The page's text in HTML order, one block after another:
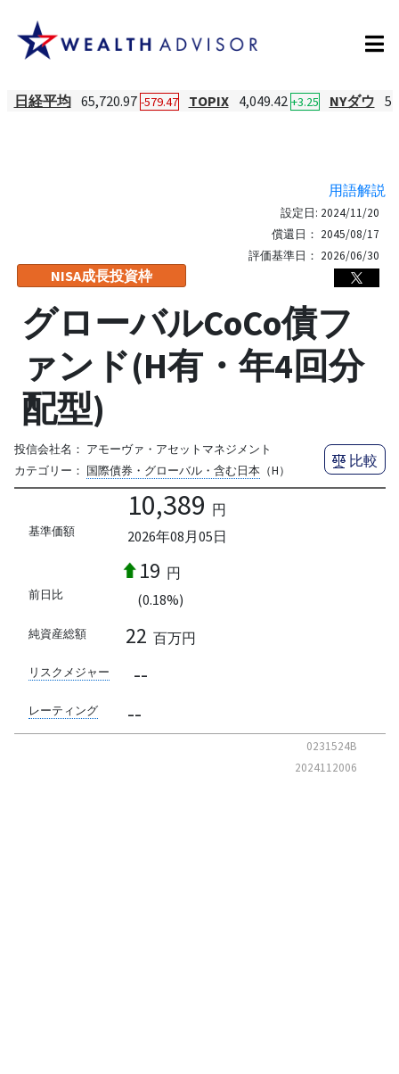
日経平均 65,720.97 -579.47 TOPIX 4,049.42 +3.25 NYダウ
用語解説
NISA成長投資枠
設定日: 2024/11/20
償還日： 2045/08/17
評価基準日： 2026/06/30
グローバルCoCo債フ
ァンド(H有・年4回分
配型)
投信会社名： アモーヴァ・アセットマネジメント
カテゴリー： 国際債券・グローバル・含む日本（H）
比較
基準価額
10,389 円
2026年08月05日
前日比
19 円
(0.18%)
純資産総額 22 百万円
リスクメジャー --
レーティング --
0231524B
2024112006